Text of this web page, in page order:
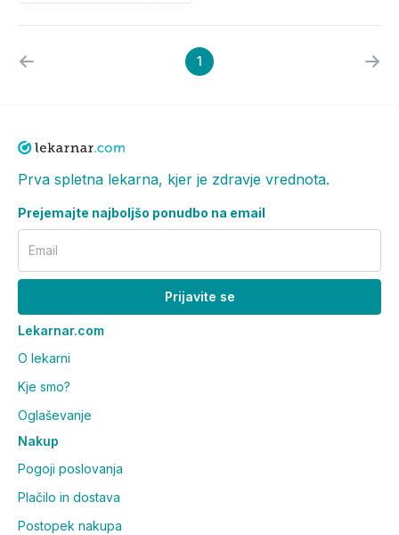
1
Prva spletna lekarna, kjer je zdravje vrednota.
Prejemajte najboljšo ponudbo na email
Email
Prijavite se
Lekarnar.com
O lekarni
Kje smo?
Oglaševanje
Nakup
Pogoji poslovanja
Plačilo in dostava
Postopek nakupa